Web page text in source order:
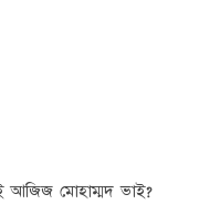
আজিজ মোহাম্মদ ভাই?